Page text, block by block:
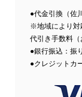
●代金引換（佐
※地域により対
代引き手数料（
●銀行振込：振
●クレジットカ